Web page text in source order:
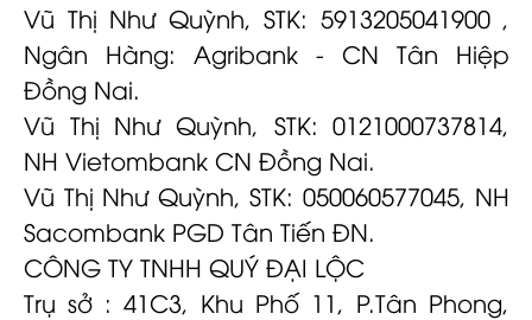
Vũ Thị Như Quỳnh, STK: 5913205041900 ,
Ngân Hàng: Agribank - CN Tân Hiệp
Đồng Nai.
Vũ Thị Như Quỳnh, STK: 0121000737814,
NH Vietombank CN Đồng Nai.
Vũ Thị Như Quỳnh, STK: 050060577045, NH
Sacombank PGD Tân Tiến ĐN.
CÔNG TY TNHH QUÝ ĐẠI LỘC
Trụ sở : 41C3, Khu Phố 11, P.Tân Phong,